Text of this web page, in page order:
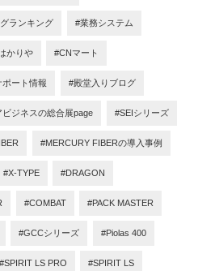
ランキング #業務システム
かりや #CNマート
ート情報 #殿堂入りブログ
ジネスの総合展page #SEIシリーズ
#MERCURY FIBERの導入事例
#X-TYPE #DRAGON
#COMBAT #PACK MASTER
#GCCシリーズ #Piolas 400
#SPIRIT LS PRO #SPIRIT LS